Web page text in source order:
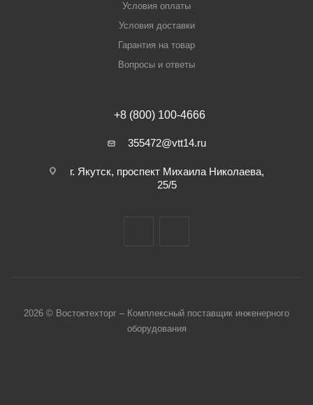
Условия оплаты
Условия доставки
Гарантия на товар
Вопросы и ответы
+8 (800) 100-4666
355472@vtt14.ru
г. Якутск, проспект Михаила Николаева,
25/5
2026 © Востоктехторг – Комплексный поставщик инженерного
оборудования